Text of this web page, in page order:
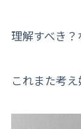
理解すべき
これまた考